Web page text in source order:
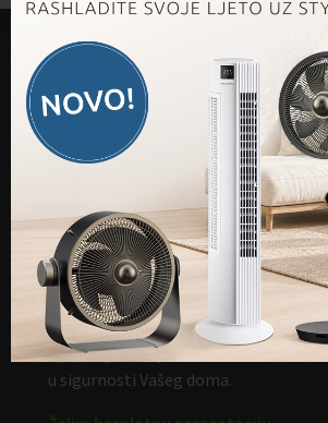
Kontakt
Na raspolaganju smo:
0800 333 555
Ružićeva 15, 51 000 Rijeka
Radno vrijeme:
Pon. – pet. od 08:00 do 16:00
Kontaktirajte nas
Dogovorite besplatnu
Upoznajte sve prednosti Kobold
u sigurnosti Vašeg doma.